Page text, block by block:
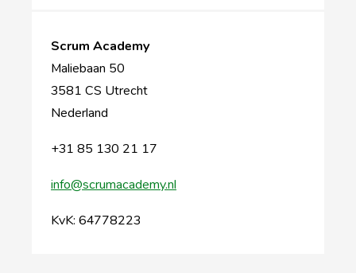
Scrum Academy
Maliebaan 50
3581 CS Utrecht
Nederland
+31 85 130 21 17
info@scrumacademy.nl
KvK: 64778223